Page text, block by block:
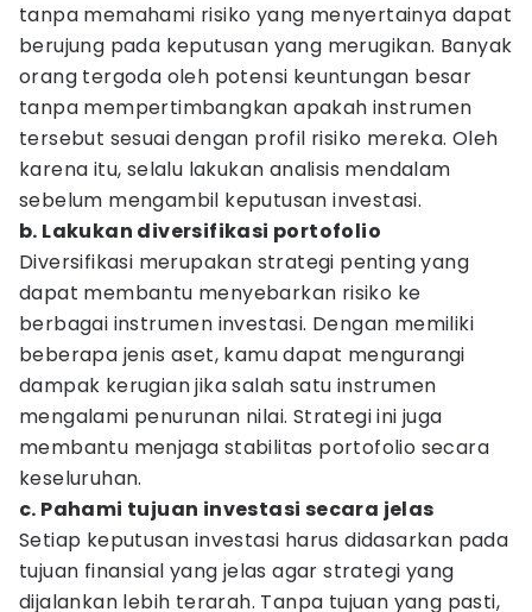
tanpa memahami risiko yang menyertainya dapat
berujung pada keputusan yang merugikan. Banyak
orang tergoda oleh potensi keuntungan besar
tanpa mempertimbangkan apakah instrumen
tersebut sesuai dengan profil risiko mereka. Oleh
karena itu, selalu lakukan analisis mendalam
sebelum mengambil keputusan investasi.
b. Lakukan diversifikasi portofolio
Diversifikasi merupakan strategi penting yang
dapat membantu menyebarkan risiko ke
berbagai instrumen investasi. Dengan memiliki
beberapa jenis aset, kamu dapat mengurangi
dampak kerugian jika salah satu instrumen
mengalami penurunan nilai. Strategi ini juga
membantu menjaga stabilitas portofolio secara
keseluruhan.
c. Pahami tujuan investasi secara jelas
Setiap keputusan investasi harus didasarkan pada
tujuan finansial yang jelas agar strategi yang
dijalankan lebih terarah. Tanpa tujuan yang pasti,